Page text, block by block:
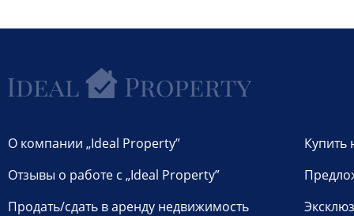
О компании „Ideal Property”
Отзывы о работе с „Ideal Property”
Продать/сдать в аренду недвижимость
Купить